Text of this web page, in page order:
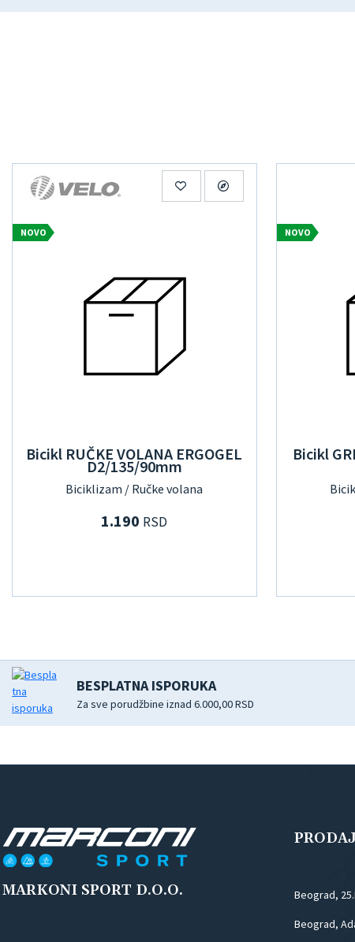
NOVO
Bicikl RUČKE VOLANA ERGOGEL
D2/135/90mm
Biciklizam / Ručke volana
1.190 RSD
NOVO
Bicikl
BESPLATNA ISPORUKA
Za sve porudžbine iznad 6.000,00 RSD
MARKONI SPORT D.O.O. Beograd,
Beograd,